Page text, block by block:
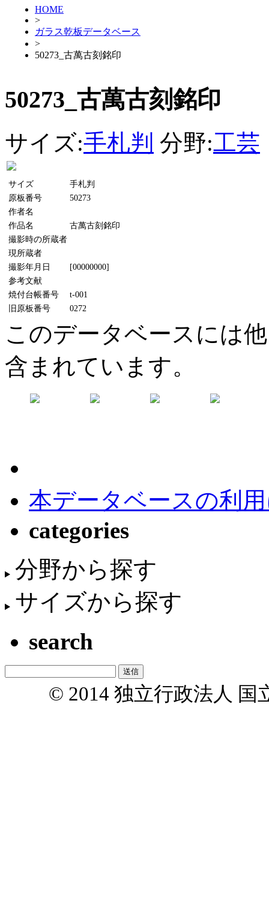
HOME
>
ガラス乾板データベース
>
50273_古萬古刻銘印
50273_古萬古刻銘印
サイズ:手札判 分野:工芸
サイズ
手札判
原板番号
50273
作者名
作品名
古萬古刻銘印
撮影時の所蔵者
現所蔵者
撮影年月日
[00000000]
参考文献
焼付台帳番号
t-001
旧原板番号
0272
このデータベースには
含まれています。
本データベースの利
categories
分野から探す
サイズから探す
search
© 2014 独立行政法人 国